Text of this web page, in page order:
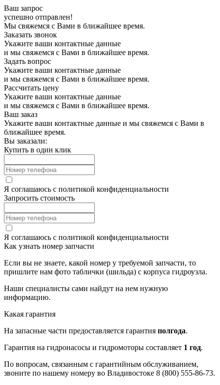
Ваш запрос
успешно отправлен!
Мы свяжемся с Вами в ближайшее время.
Заказать звонок
Укажите ваши контактные данные
и мы свяжемся с Вами в ближайшее время.
Задать вопрос
Укажите ваши контактные данные
и мы свяжемся с Вами в ближайшее время.
Рассчитать цену
Укажите ваши контактные данные
и мы свяжемся с Вами в ближайшее время.
Ваш заказ
Укажите ваши контактные данные и мы свяжемся с Вами в
ближайшее время.
Вы заказали:
Купить в один клик
Я соглашаюсь с политикой конфиденциальности
Запросить стоимость
Я соглашаюсь с политикой конфиденциальности
Как узнать номер запчасти
Если вы не знаете, какой номер у требуемой запчасти, то
пришлите нам фото таблички (шильда) с корпуса гидроузла.
Наши специалисты сами найдут на нем нужную
информацию.
Какая гарантия
На запасные части предоставляется гарантия полгода.
Гарантия на гидронасосы и гидромоторы составляет 1 год.
По вопросам, связанным с гарантийным обслуживанием,
звоните по нашему номеру во Владивостоке 8 (800) 555-86-73.